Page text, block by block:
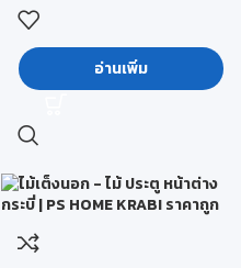
หนา 10 มม.และ 15 มม. โดยปัจจุบันเรา
มีรุ่นพิเศษ“ไม้อัดยางไส้โอเอสบี รุ่นทน
ชื้น”
เพื่อใช้ในงานเฟอร์นิเจอร์ในสภาวะ
เปียกชื้น
ลักษณะการใช้งาน :
เฟอร์นิเจอร์ และงานตกแต่งต่างๆ
ทำสี และงานปิดผิวต่างๆ
อ่านเพิ่ม